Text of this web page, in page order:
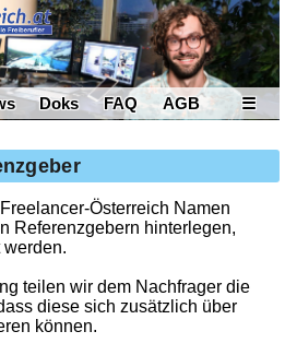
Doks FAQ AGB ☰
Österreich Namen
Referenzgebern hinterlegen,
teilen wir dem Nachfrager die
diese sich zusätzlich über
können.